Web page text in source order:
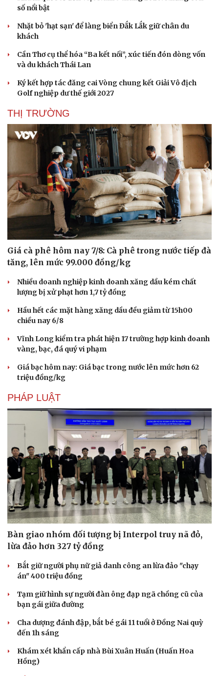
Lịch thi đấu bóng đá
Thế giới thể thao
eSports
Hậu trường
Ô tô - Xe máy
Ô tô
Xe máy
Tư vấn
số nổi bật
Nhặt bỏ 'hạt sạn' để làng biển Đắk Lắk giữ chân du
khách
Cần Thơ cụ thể hóa “Ba kết nối”, xúc tiến đón dòng vốn
và du khách Thái Lan
Ký kết hợp tác đăng cai Vòng chung kết Giải Vô địch
Golf nghiệp dư thế giới 2027
THỊ TRƯỜNG
Giá cà phê hôm nay 7/8: Cà phê trong nước tiếp đà
tăng, lên mức 99.000 đồng/kg
Nhiều doanh nghiệp kinh doanh xăng dầu kém chất
lượng bị xử phạt hơn 1,7 tỷ đồng
Hầu hết các mặt hàng xăng dầu đều giảm từ 15h00
chiều nay 6/8
Vĩnh Long kiểm tra phát hiện 17 trường hợp kinh doanh
vàng, bạc, đá quý vi phạm
Giá bạc hôm nay: Giá bạc trong nước lên mức hơn 62
triệu đồng/kg
PHÁP LUẬT
Bàn giao nhóm đối tượng bị Interpol truy nã đỏ,
lừa đảo hơn 327 tỷ đồng
Bắt giữ người phụ nữ giả danh công an lừa đảo "chạy
án" 400 triệu đồng
Tạm giữ hình sự người đàn ông đạp ngã chồng cũ của
bạn gái giữa đường
Cha dượng đánh đập, bắt bé gái 11 tuổi ở Đồng Nai quỳ
đến 1h sáng
Khám xét khẩn cấp nhà Bùi Xuân Huấn (Huấn Hoa
Hồng)